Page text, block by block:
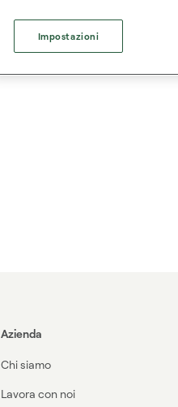
Azienda
Chi siamo
Lavora con noi
Impostazioni